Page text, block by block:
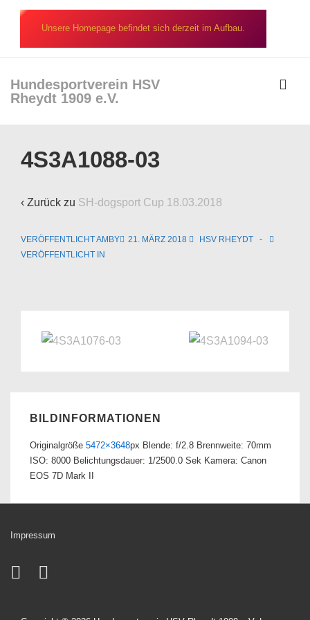
Inhalt
Unsere Homepage befindet sich derzeit im Aufbau.
Hundesportverein HSV
Rheydt 1909 e.V.
4S3A1088-03
‹ Zurück zu SH-dogsport Cup 18.03.2018
VERÖFFENTLICHT AMBY 21. MÄRZ 2018
HSV RHEYDT
VERÖFFENTLICHT IN
BILDINFORMATIONEN
Originalgröße 5472×3648px Blende: f/2.8 Brennweite: 70mm
ISO: 8000 Belichtungsdauer: 1/2500.0 Sek Kamera: Canon
EOS 7D Mark II
Impressum